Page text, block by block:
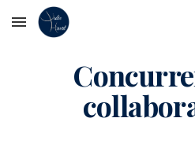
Skip to main content